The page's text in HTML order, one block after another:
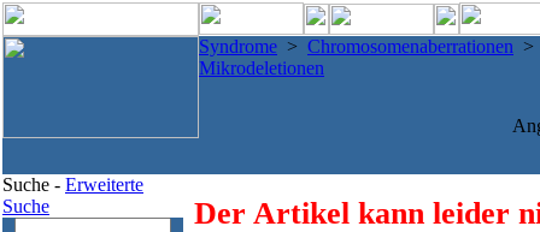
Syndrome > Chromosomenaberrationen
Mikrodeletionen
Suche - Erweiterte
Suche
Der Artikel kann leider